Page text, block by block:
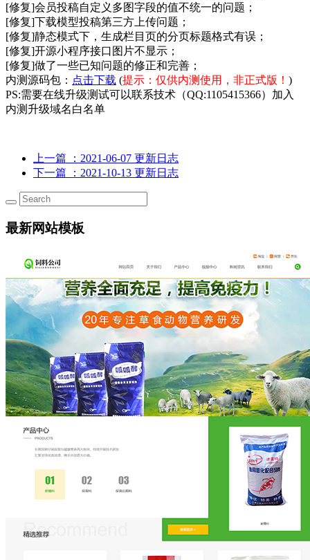
[修复]会员投稿自定义多图字段的值不统一的问题；
[修复]下载模型投稿第三方上传问题；
[修复]静态模式下，生成栏目页的分页标题格式有误；
[修复]开源小程序接口图片不显示；
[修复]做了一些已知问题的修正和完善；
内测源码包： 点击下载 (提示：仅供内测使用，非正式版！ )
PS:需要在线升级测试可以联系技术（QQ:1105415366）加入
内测升级域名白名单
上一篇
：2021-06-07 更新日志
下一篇
：2021-10-13 更新日志
最新网站模板